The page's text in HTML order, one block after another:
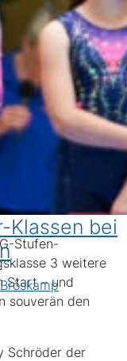
Klassen bei
Stufen-
3 weitere
Start – und
souverän den
Schröder der